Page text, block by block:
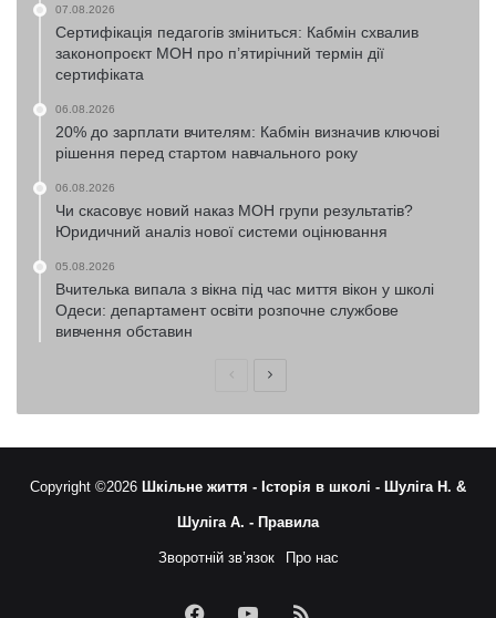
07.08.2026
Сертифікація педагогів зміниться: Кабмін схвалив
законопроєкт МОН про п’ятирічний термін дії
сертифіката
06.08.2026
20% до зарплати вчителям: Кабмін визначив ключові
рішення перед стартом навчального року
06.08.2026
Чи скасовує новий наказ МОН групи результатів?
Юридичний аналіз нової системи оцінювання
05.08.2026
Вчителька випала з вікна під час миття вікон у школі
Одеси: департамент освіти розпочне службове
вивчення обставин
ПопередняНаступна
Copyright ©2026 Шкільне життя - Історія в школі - Шуліга Н. &
Шуліга А. - Правила
Зворотній зв’язок Про нас
FacebookYouTubeRSS